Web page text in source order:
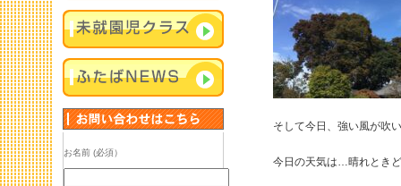
そして今日、強い風が吹
今日の天気は…晴れときど
お名前 (必須）